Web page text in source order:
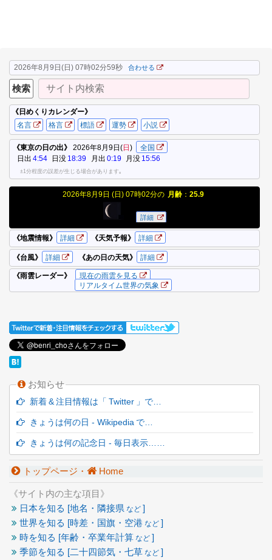
2026年8月9日(日) 07時02分59秒 合わせる
お知らせ
新着 & 注目情報は「 Twitter 」で…
きょうは何の日 - Wikipedia で…
きょうは何の記念日 - 毎日表示……
トップページ・ Home
《サイト内の主な項目》
日本を知る [地名・隣接県 など ]
世界を知る [時差・国旗・空港 など ]
時を知る [年齢・卒業年計算 など ]
季節を知る [二十四節気・七草 など ]